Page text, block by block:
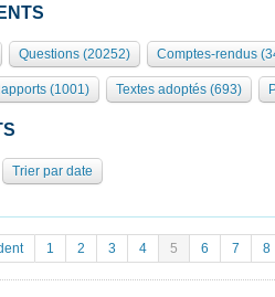
organes
Présidents Bureau Collège des
clés
de l'Assemblée ... )
Bourbon
Questions (20252) Comptes-rendus
(1001) Textes adoptés (693)
Trier par date
1 2 3 4 5 6 7 8